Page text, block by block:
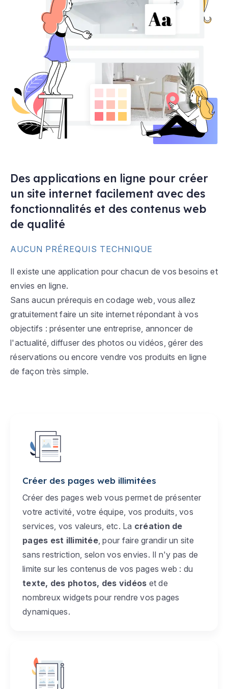
Des applications en ligne pour créer
un site internet facilement avec des
fonctionnalités et des contenus web
de qualité
AUCUN PRÉREQUIS TECHNIQUE
Il existe une application pour chacun de vos besoins et
envies en ligne.
Sans aucun prérequis en codage web, vous allez
gratuitement faire un site internet répondant à vos
objectifs : présenter une entreprise, annoncer de
l'actualité, diffuser des photos ou vidéos, gérer des
réservations ou encore vendre vos produits en ligne
de façon très simple.
Créer des pages web illimitées
Créer des pages web vous permet de présenter
votre activité, votre équipe, vos produits, vos
services, vos valeurs, etc. La création de
pages est illimitée, pour faire grandir un site
sans restriction, selon vos envies. Il n'y pas de
limite sur les contenus de vos pages web : du
texte, des photos, des vidéos et de
nombreux widgets pour rendre vos pages
dynamiques.